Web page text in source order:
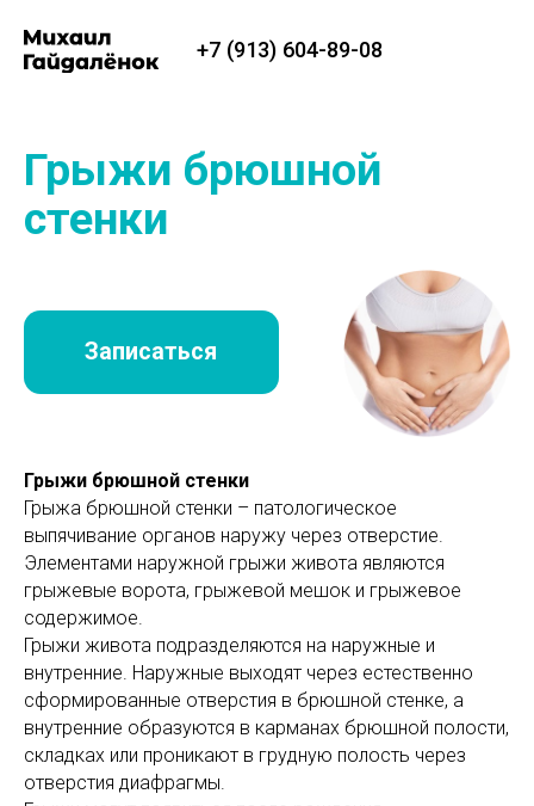
+7 (913) 604-89-08
О докторе Фото до и после Напишите мне
+7 (913) 604-89-08
О докторе Фото до и после Напишите мне
стенки
Грыжи брюшной стенки
Грыжа брюшной стенки – патологическое
выпячивание органов наружу через отверстие.
Элементами наружной грыжи живота являются
грыжевые ворота, грыжевой мешок и грыжевое
содержимое.
Грыжи живота подразделяются на наружные и
внутренние. Наружные выходят через естественно
сформированные отверстия в брюшной стенке, а
внутренние образуются в карманах брюшной полости,
складках или проникают в грудную полость через
отверстия диафрагмы.